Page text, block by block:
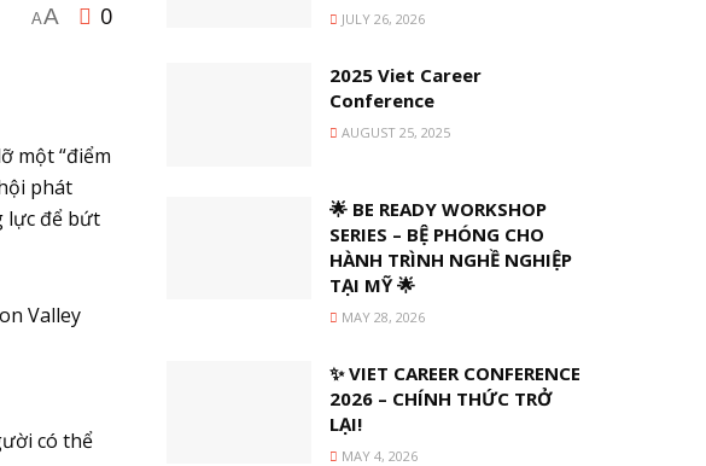
AA 0
một “điểm
phát
lực để bứt
có thể
JULY 26, 2026
2025 Viet Career
Conference
AUGUST 25, 2025
🌟 BE READY WORKSHOP
SERIES – BỆ PHÓNG CHO
HÀNH TRÌNH NGHỀ NGHIỆP
TẠI MỸ 🌟
MAY 28, 2026
✨ VIET CAREER CONFERENCE
2026 – CHÍNH THỨC TRỞ
LẠI!
MAY 4, 2026